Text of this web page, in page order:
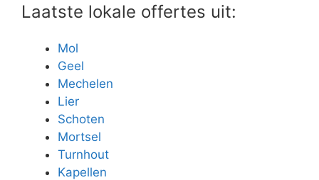
Laatste lokale offertes uit:
Mol
Geel
Mechelen
Lier
Schoten
Mortsel
Turnhout
Kapellen